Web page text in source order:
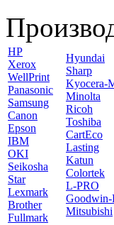
HP
Xerox
WellPrint
Panasonic
Samsung
Canon
Epson
IBM
OKI
Seikosha
Star
Lexmark
Brother
Fullmark
Hyundai
Sharp
Kyocera-
Minolta
Ricoh
Toshiba
CartEco
Lasting
Katun
Colortek
L-PRO
Mitsubishi